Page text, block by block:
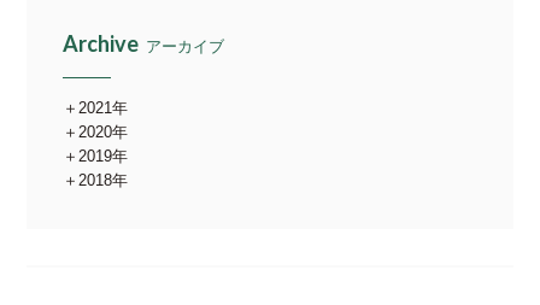
Archive アーカイブ
2021年
2020年
2019年
2018年